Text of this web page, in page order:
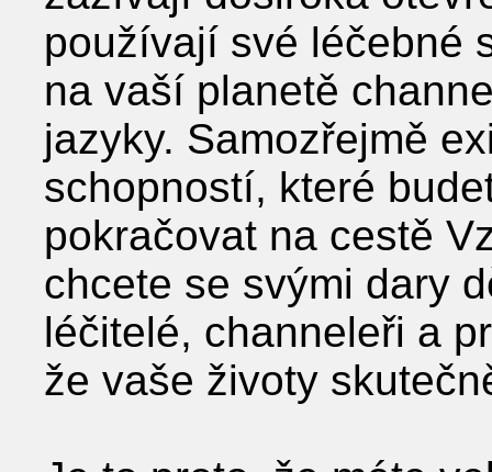
používají své léčebné
na vaší planetě
jazyky. Samozřejmě
schopností, které
pokračovat na cestě
chcete se svými dary
léčitelé, channeleři a
že vaše životy